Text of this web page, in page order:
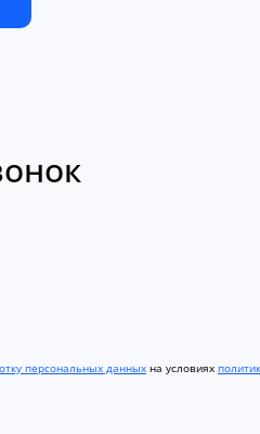
персональных данных на условиях